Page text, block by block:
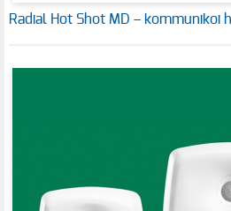
Radial Hot Shot MD – kommunikoi